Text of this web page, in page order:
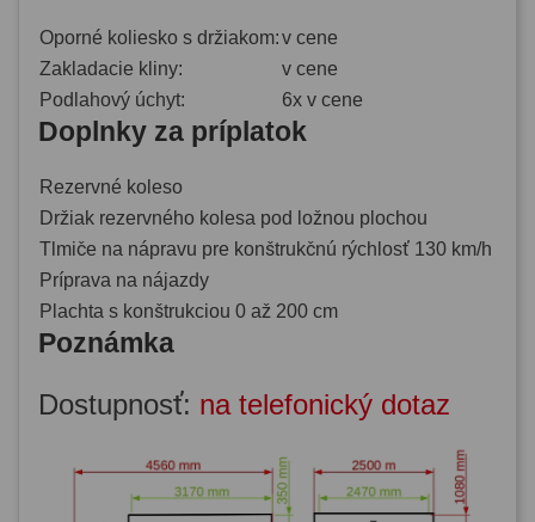
Oporné koliesko s držiakom:v cene
Zakladacie kliny:
v cene
Podlahový úchyt:
6x v cene
Doplnky za príplatok
Rezervné koleso
Držiak rezervného kolesa pod ložnou plochou
Tlmiče na nápravu pre konštrukčnú rýchlosť 130 km/h
Príprava na nájazdy
Plachta s konštrukciou 0 až 200 cm
Poznámka
Dostupnosť: na telefonický dotaz